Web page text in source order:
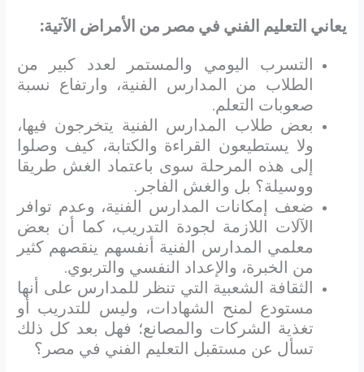
يعاني التعليم الفني في مصر من الأمراض الآتية:
التسرب اليومي والمستمر لعدد كبير من
الطلاب من المدارس الفنية، وارتفاع نسبة
صعوبات التعلم.
بعض طلاب المدارس الفنية يتخرجون فيها،
ولا يستطيعون القراءة والكتابة، كيف وصلوا
إلى هذه المرحلة سوى باعتماد الغش طريقا
ووسيلة؟ بل والغش الفاجر.
ضعف إمكانات المدارس الفنية، وعدم توافر
الآلات اللازمة لجودة التدريب، كما أن بعض
معلمي المدارس الفنية أنفسهم ينقصهم كثير
من الخبرة، والإعداد النفسي والتربوي.
الثقافة الشعبية التي تنظر للمدارس على أنها
مستودع لمنح الشهادات، وليس للتدريب أو
تغذية الشركات والمصانع؛ فهل بعد كل ذلك
تسأل عن مستقبل التعليم الفني في مصر؟